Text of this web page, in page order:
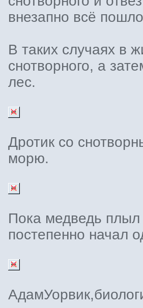
внезапно всё
В таких случаях в
снотворного, а
лес.
Дротик со
морю.
Пока медведь
постепенно начал